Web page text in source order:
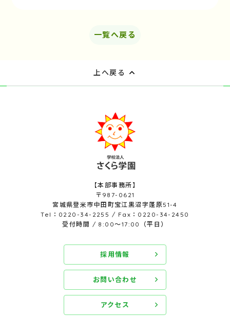
一覧へ戻る
上へ戻る
【本部事務所】
〒987-0621
宮城県登米市中田町宝江黒沼字蓬原51-4
Tel：0220-34-2255 / Fax：0220-34-2450
受付時間 / 8:00～17:00（平日）
採用情報
お問い合わせ
アクセス